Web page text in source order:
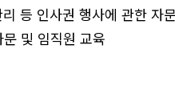
등 인사권 행사에 관한 자
및 임직원 교육